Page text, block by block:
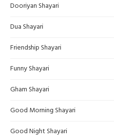
Dooriyan Shayari
Dua Shayari
Friendship Shayari
Funny Shayari
Gham Shayari
Good Morning Shayari
Good Night Shayari